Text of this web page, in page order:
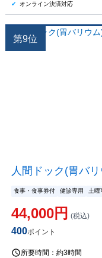
オンライン決済対応
第9位
人間ドック(胃バ
食事・食事券付 健診専用 土曜
44,000円 (税込)
400ポイント
所要時間： 約3時間